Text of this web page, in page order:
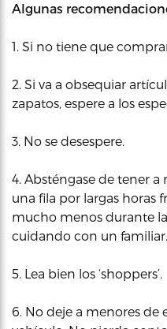
Algunas
1. Si no tiene que
2. Si va a obsequiar
zapatos, espere a los
3. No se desespere.
4. Absténgase de tener
una fila por largas horas
mucho menos durante
cuidando con un familiar.
5. Lea bien los ‘shoppers’.
6. No deje a menores de